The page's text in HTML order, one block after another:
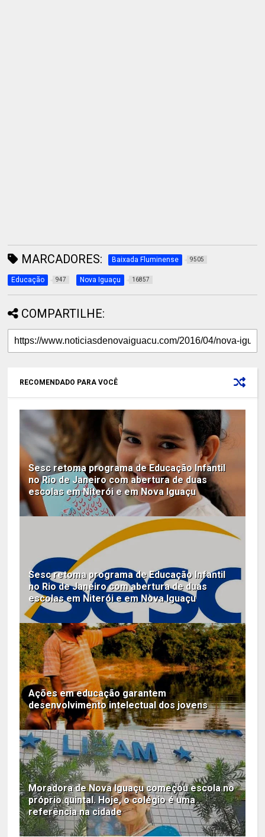
MARCADORES: Baixada Fluminense 9505
Educação 947 Nova Iguaçu 16857
COMPARTILHE:
RECOMENDADO PARA VOCÊ
Sesc retoma programa de Educação Infantil
no Rio de Janeiro com abertura de duas
escolas em Niterói e em Nova Iguaçu
Sesc retoma programa de Educação Infantil
no Rio de Janeiro com abertura de duas
escolas em Niterói e em Nova Iguaçu
Ações em educação garantem
desenvolvimento intelectual dos jovens
Moradora de Nova Iguaçu começou escola no
próprio quintal. Hoje, o colégio é uma
referência na cidade